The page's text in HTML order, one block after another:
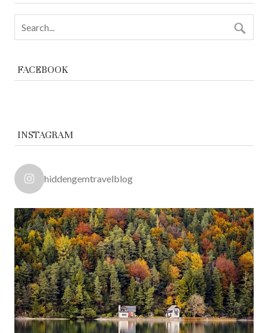
FACEBOOK
INSTAGRAM
hiddengemtravelblog